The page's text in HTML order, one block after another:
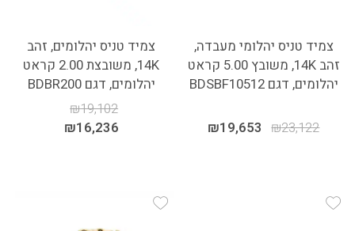
צמיד טניס יהלומי מעבדה,
זהב 14K, משובץ 5.00 קראט
יהלומים, דגם BDSBF10512
₪23,122
₪19,653
צמיד טניס יהלומים, זהב
14K, משובצת 2.00 קראט
יהלומים, דגם BDBR200
₪19,102
₪16,236